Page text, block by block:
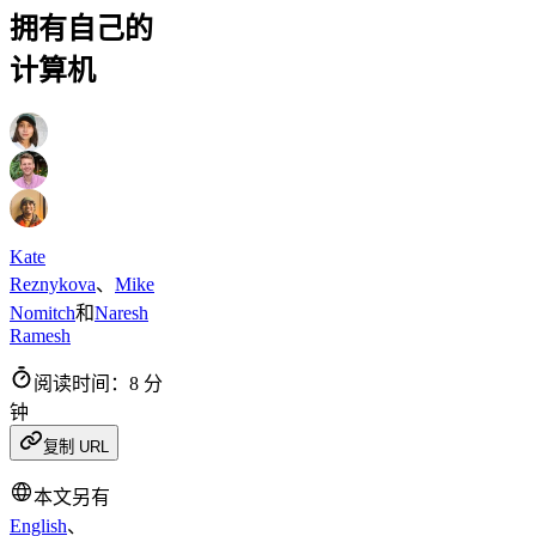
拥有自己的
计算机
Kate
Reznykova、 Mike
Nomitch和Naresh
Ramesh
阅读时间：8 分
钟
复制 URL
本文另有
English、